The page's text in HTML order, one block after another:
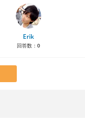
Erik
回答数： 0